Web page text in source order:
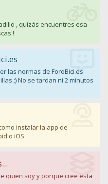
, quizás encuentres esa
!
las normas de ForoBici.es
;) No se tardan ni 2 minutos
instalar la app de
o iOS
quien soy y porque cree esta